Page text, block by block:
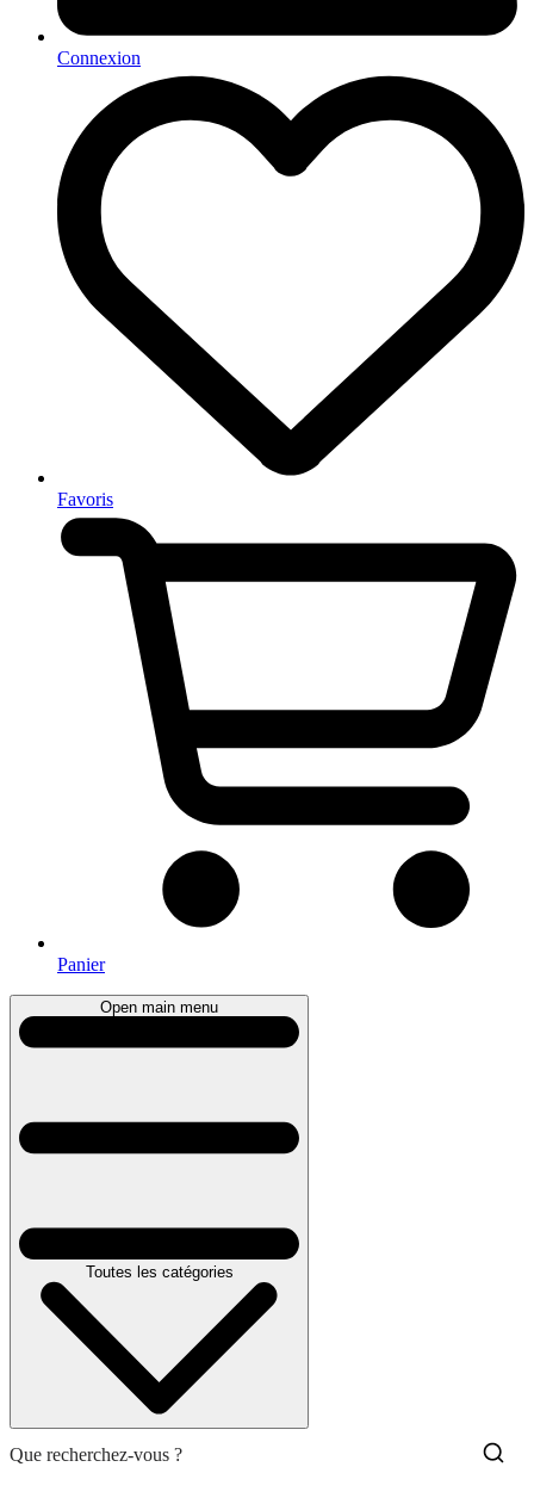
Connexion
Favoris
Panier
Open main menu
Toutes les catégories